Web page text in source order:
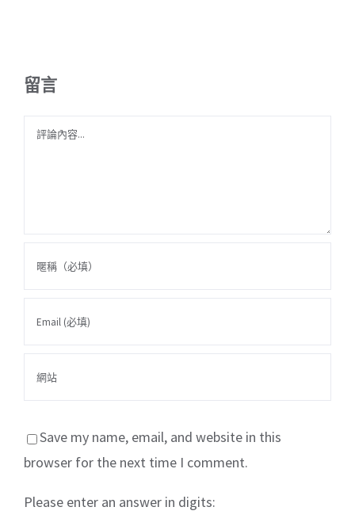
留言
Comment
Save my name, email, and website in this
browser for the next time I comment.
Please enter an answer in digits: